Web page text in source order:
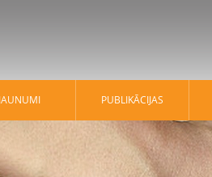
JAUNUMI PUBLIKĀCIJAS